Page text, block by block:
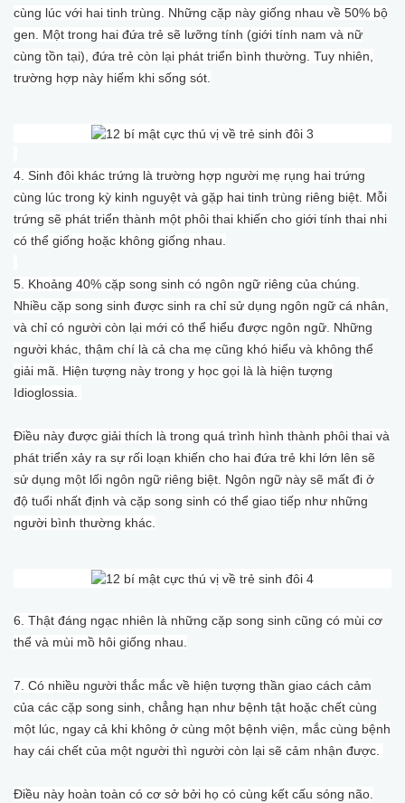
cùng lúc với hai tinh trùng. Những cặp này giống nhau về 50% bộ
gen. Một trong hai đứa trẻ sẽ lưỡng tính (giới tính nam và nữ
cùng tồn tại), đứa trẻ còn lại phát triển bình thường. Tuy nhiên,
trường hợp này hiếm khi sống sót.
4. Sinh đôi khác trứng là trường hợp người mẹ rụng hai trứng
cùng lúc trong kỳ kinh nguyệt và gặp hai tinh trùng riêng biệt. Mỗi
trứng sẽ phát triển thành một phôi thai khiến cho giới tính thai nhi
có thể giống hoặc không giống nhau.
5. Khoảng 40% cặp song sinh có ngôn ngữ riêng của chúng.
Nhiều cặp song sinh được sinh ra chỉ sử dụng ngôn ngữ cá nhân,
và chỉ có người còn lại mới có thể hiểu được ngôn ngữ. Những
người khác, thậm chí là cả cha mẹ cũng khó hiểu và không thể
giải mã. Hiện tượng này trong y học gọi là là hiện tượng
Idioglossia.
Điều này được giải thích là trong quá trình hình thành phôi thai và
phát triển xảy ra sự rối loạn khiến cho hai đứa trẻ khi lớn lên sẽ
sử dụng một lối ngôn ngữ riêng biệt. Ngôn ngữ này sẽ mất đi ở
độ tuổi nhất định và cặp song sinh có thể giao tiếp như những
người bình thường khác.
6. Thật đáng ngạc nhiên là những cặp song sinh cũng có mùi cơ
thể và mùi mồ hôi giống nhau.
7. Có nhiều người thắc mắc về hiện tượng thần giao cách cảm
của các cặp song sinh, chẳng hạn như bệnh tật hoặc chết cùng
một lúc, ngay cả khi không ở cùng một bệnh viện, mắc cùng bệnh
hay cái chết của một người thì người còn lại sẽ cảm nhận được.
Điều này hoàn toàn có cơ sở bởi họ có cùng kết cấu sóng não.